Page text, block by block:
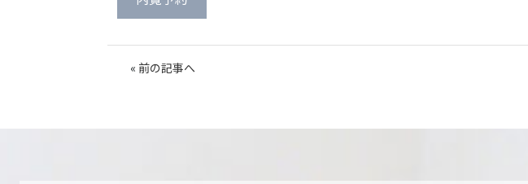
« 前の記事へ